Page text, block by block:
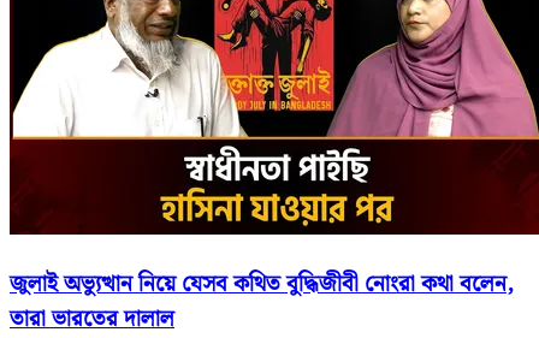
জুলাই অভ্যুত্থান নিয়ে যেসব কথিত বুদ্ধিজীবী নোংরা কথা বলেন,
তারা ভারতের দালাল